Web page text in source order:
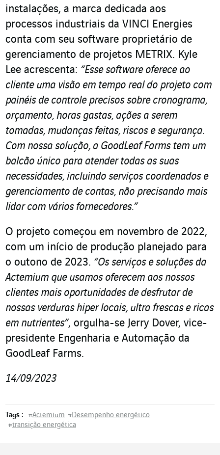
instalações, a marca dedicada aos
processos industriais da VINCI Energies
conta com seu software proprietário de
gerenciamento de projetos METRIX. Kyle
Lee acrescenta: “Esse software oferece ao
cliente uma visão em tempo real do projeto com
painéis de controle precisos sobre cronograma,
orçamento, horas gastas, ações a serem
tomadas, mudanças feitas, riscos e segurança.
Com nossa solução, a GoodLeaf Farms tem um
balcão único para atender todas as suas
necessidades, incluindo serviços coordenados e
gerenciamento de contas, não precisando mais
lidar com vários fornecedores.”
O projeto começou em novembro de 2022,
com um início de produção planejado para
o outono de 2023. “Os serviços e soluções da
Actemium que usamos oferecem aos nossos
clientes mais oportunidades de desfrutar de
nossas verduras hiper locais, ultra frescas e ricas
em nutrientes”, orgulha-se Jerry Dover, vice-
presidente Engenharia e Automação da
GoodLeaf Farms.
14/09/2023
Tags : #Actemium #Desempenho energético
#transição energética